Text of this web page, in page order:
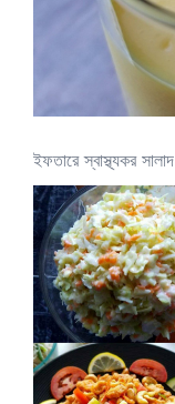
ইফতারে স্বাস্থ্যকর সালাদ